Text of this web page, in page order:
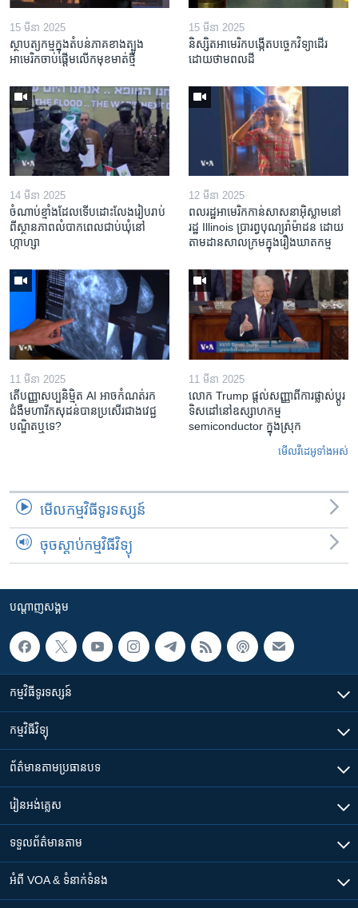
15 មីនា 2025
ស្ថាបត្យកម្ម​ក្នុង​តំបន់​ភាគ​ខាង​ត្បូង​
អាមេរិក​ចាប់ផ្តើម​លើក​មុខមាត់​ថ្មី
15 មីនា 2025
និស្សិត​អាមេរិក​បង្កើត​បច្ចេកវិទ្យា​ដើរ​
ដោយ​ថាមពល​ដី
14 មីនា 2025
ចំណាប់ខ្មាំង​ដែល​ទើប​ដោះលែង​រៀបរាប់​
ពី​ស្ថានភាព​​លំបាក​ពេល​ជាប់​ឃុំ​នៅ​
ហ្កាហ្សា
12 មីនា 2025
ពលរដ្ឋអាមេរិក​កាន់សាសនា​អ៊ិស្លាម​នៅ
រដ្ឋ Illinois ​ប្រារព្វបុណ្យរ៉ាម៉ាដន ​ដោយ​
តាម​ដាន​​សាលក្រមក្នុងរឿងឃាតកម្ម
11 មីនា 2025
តើ​បញ្ញាសប្បនិម្មិត​ AI អាច​កំណត់​រក​
ជំងឺមហារីក​សុដន់​បាន​ប្រសើរ​ជាង​វេជ្ជ
បណ្ឌិត​ឬ​ទេ?
11 មីនា 2025
លោក Trump ផ្តល់សញ្ញាពីការផ្លាស់ប្តូរ
ទិសដៅនៅឧស្សាហកម្ម
semiconductor ក្នុងស្រុក
មើល​វីដេអូ​ទាំង​អស់
មើល​កម្មវិធី​ទូរទស្សន៍
ចុចស្តាប់កម្មវិធីវិទ្យុ
បណ្តាញ​សង្គម
កម្មវិធី​ទូរទស្សន៍
កម្មវិធី​វិទ្យុ
ព័ត៌មាន​តាមប្រធានបទ​
រៀន​​អង់គ្លេស
ទទួល​ព័ត៌មាន​តាម
អំពី​ VOA & ទំនាក់ទំនង